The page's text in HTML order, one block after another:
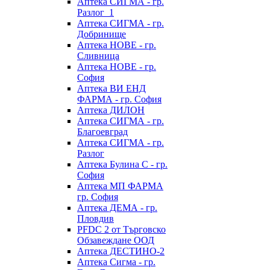
Разлог_1
Аптека СИГМА - гр.
Добринище
Аптека НОВЕ - гр.
Сливница
Аптека НОВЕ - гр.
София
Аптека ВИ ЕНД
ФАРМА - гр. София
Аптека ДИЛОН
Аптека СИГМА - гр.
Благоевград
Аптека СИГМА - гр.
Разлог
Аптека Булина С - гр.
София
Аптека МП ФАРМА
гр. София
Аптека ДЕМА - гр.
Пловдив
PFDC 2 от Търговско
Обзавеждане ООД
Аптека ДЕСТИНО-2
Аптека Сигма - гр.